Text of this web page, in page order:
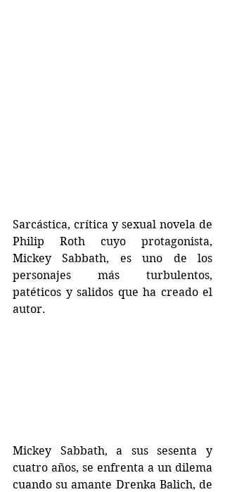
Sarcástica, crítica y sexual novela de
Philip Roth cuyo protagonista,
Mickey Sabbath, es uno de los
personajes más turbulentos,
patéticos y salidos que ha creado el
autor.
Mickey Sabbath, a sus sesenta y
cuatro años, se enfrenta a un dilema
cuando su amante Drenka Balich, de